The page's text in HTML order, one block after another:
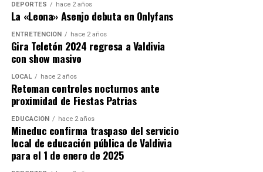
Con esta aprobación, el Gobierno reafirma su
compromiso con el crecimiento sostenible y con
posicionar a la Región de Los Ríos como un referente en
energías renovables y atracción de inversiones para el
desarrollo territorial.
Post Views: 114
DEPORTES hace 2 años
La «Leona» Asenjo debuta en Onlyfans
ENTRETENCIÓN hace 2 años
Gira Teletón 2024 regresa a Valdivia
con show masivo
LOCAL hace 2 años
Retoman controles nocturnos ante
proximidad de Fiestas Patrias
EDUCACIÓN hace 2 años
Mineduc confirma traspaso del servicio
local de educación pública de Valdivia
para el 1 de enero de 2025